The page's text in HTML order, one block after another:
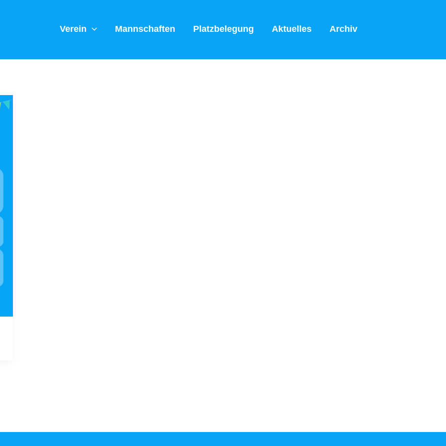
Verein Mannschaften Platzbelegung Aktuelles Archiv